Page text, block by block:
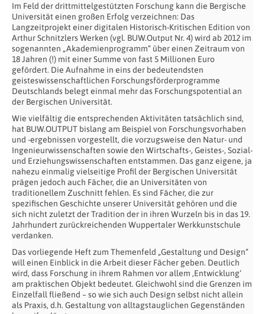
Im Feld der drittmittelgestützten Forschung kann die Bergische
Universität einen großen Erfolg verzeichnen: Das
Langzeitprojekt einer digitalen Historisch-Kritischen Edition von
Arthur Schnitzlers Werken (vgl. BUW.Output Nr. 4) wird ab 2012 im
sogenannten „Akademienprogramm“ über einen Zeitraum von
18 Jahren (!) mit einer Summe von fast 5 Millionen Euro
gefördert. Die Aufnahme in eins der bedeutendsten
geisteswissenschaftlichen Forschungsförderprogramme
Deutschlands belegt einmal mehr das Forschungspotential an
der Bergischen Universität.
Wie vielfältig die entsprechenden Aktivitäten tatsächlich sind,
hat BUW.OUTPUT bislang am Beispiel von Forschungsvorhaben
und -ergebnissen vorgestellt, die vorzugsweise den Natur- und
Ingenieurwissenschaften sowie den Wirtschafts-, Geistes-, Sozial-
und Erziehungswissenschaften entstammen. Das ganz eigene, ja
nahezu einmalig vielseitige Profil der Bergischen Universität
prägen jedoch auch Fächer, die an Universitäten von
traditionellem Zuschnitt fehlen. Es sind Fächer, die zur
spezifischen Geschichte unserer Universität gehören und die
sich nicht zuletzt der Tradition der in ihren Wurzeln bis in das 19.
Jahrhundert zurückreichenden Wuppertaler Werkkunstschule
verdanken.
Das vorliegende Heft zum Themenfeld „Gestaltung und Design“
will einen Einblick in die Arbeit dieser Fächer geben. Deutlich
wird, dass Forschung in ihrem Rahmen vor allem ‚Entwicklung‘
am praktischen Objekt bedeutet. Gleichwohl sind die Grenzen im
Einzelfall fließend – so wie sich auch Design selbst nicht allein
als Praxis, d.h. Gestaltung von alltagstauglichen Gegenständen